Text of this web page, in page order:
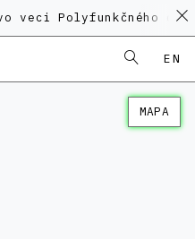
domu na
EN
MAPA